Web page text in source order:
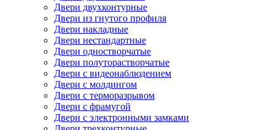
Двери двухконтурные
Двери из гнутого профиля
Двери накладные
Двери нестандартные
Двери одностворчатые
Двери полуторастворчатые
Двери с видеонаблюдением
Двери с молдингом
Двери с терморазрывом
Двери с фрамугой
Двери с электронными замками